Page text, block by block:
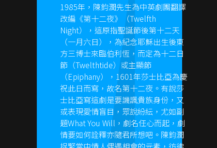
1985年，陳鈞潤先生為中英劇團翻譯
改編《第十二夜》（Twelfth
Night），這原指聖誕節後第十二天
（一月六日），為紀念耶穌出生後東
方三博士來臨伯利恆，而定為十二日
節（Twelthtide）或主顯節
（Epiphany），1601年莎士比亞為慶
祝此日而寫，故名第十二夜。有說莎
士比亞寫這劇是要譏諷貴族身份，又
或表現愛情盲目，眾說紛紜，尤如副
題What You Will，劇名任心而起，劇
情要如何詮釋亦隨君所想吧。陳鈞潤